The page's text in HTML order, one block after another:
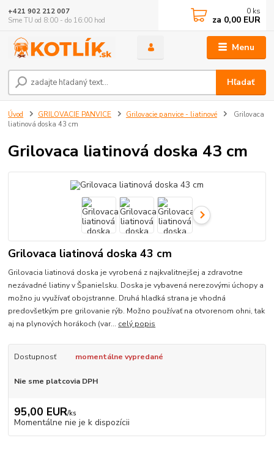
Menu
Hľadať
+421 902 212 007
Sme TU od 8:00 - do 16:00 hod
0 ks
za 0,00 EUR
Úvod GRILOVACIE PANVICE Grilovacie panvice - liatinové
Grilovaca
liatinová doska 43 cm
Grilovaca liatinová doska 43 cm
Grilovaca liatinová doska 43 cm
Grilovacia liatinová doska je vyrobená z najkvalitnejšej a zdravotne
nezávadné liatiny v Španielsku. Doska je vybavená nerezovými úchopy a
možno ju využívať obojstranne. Druhá hladká strana je vhodná
predovšetkým pre grilovanie rýb. Možno používať na otvorenom ohni, tak
aj na plynových horákoch (var... celý popis
Dostupnosť momentálne vypredané
Nie sme platcovia DPH
95,00 EUR/ks
Momentálne nie je k dispozícii